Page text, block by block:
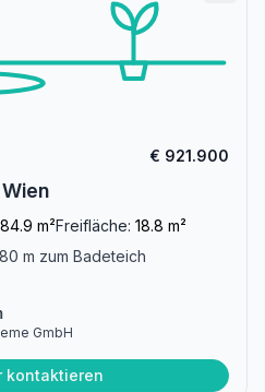
€ 921.900
m²Freifläche: 18.8 m²
m zum Badeteich
GmbH
kontaktieren